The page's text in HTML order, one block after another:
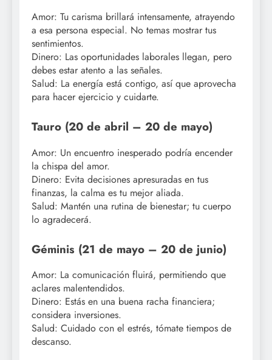
Amor: Tu carisma brillará intensamente, atrayendo
a esa persona especial. No temas mostrar tus
sentimientos.
Dinero: Las oportunidades laborales llegan, pero
debes estar atento a las señales.
Salud: La energía está contigo, así que aprovecha
para hacer ejercicio y cuidarte.
Tauro (20 de abril – 20 de mayo)
Amor: Un encuentro inesperado podría encender
la chispa del amor.
Dinero: Evita decisiones apresuradas en tus
finanzas, la calma es tu mejor aliada.
Salud: Mantén una rutina de bienestar; tu cuerpo
lo agradecerá.
Géminis (21 de mayo – 20 de junio)
Amor: La comunicación fluirá, permitiendo que
aclares malentendidos.
Dinero: Estás en una buena racha financiera;
considera inversiones.
Salud: Cuidado con el estrés, tómate tiempos de
descanso.